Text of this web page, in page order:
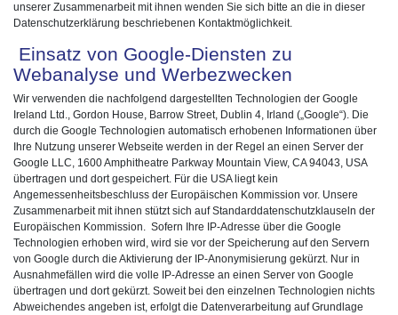
unserer Zusammenarbeit mit ihnen wenden Sie sich bitte an die in dieser
Datenschutzerklärung beschriebenen Kontaktmöglichkeit.
Einsatz von Google-Diensten zu
Webanalyse und Werbezwecken
Wir verwenden die nachfolgend dargestellten Technologien der Google
Ireland Ltd., Gordon House, Barrow Street, Dublin 4, Irland („Google“). Die
durch die Google Technologien automatisch erhobenen Informationen über
Ihre Nutzung unserer Webseite werden in der Regel an einen Server der
Google LLC, 1600 Amphitheatre Parkway Mountain View, CA 94043, USA
übertragen und dort gespeichert. Für die USA liegt kein
Angemessenheitsbeschluss der Europäischen Kommission vor. Unsere
Zusammenarbeit mit ihnen stützt sich auf Standarddatenschutzklauseln der
Europäischen Kommission. Sofern Ihre IP-Adresse über die Google
Technologien erhoben wird, wird sie vor der Speicherung auf den Servern
von Google durch die Aktivierung der IP-Anonymisierung gekürzt. Nur in
Ausnahmefällen wird die volle IP-Adresse an einen Server von Google
übertragen und dort gekürzt. Soweit bei den einzelnen Technologien nichts
Abweichendes angeben ist, erfolgt die Datenverarbeitung auf Grundlage